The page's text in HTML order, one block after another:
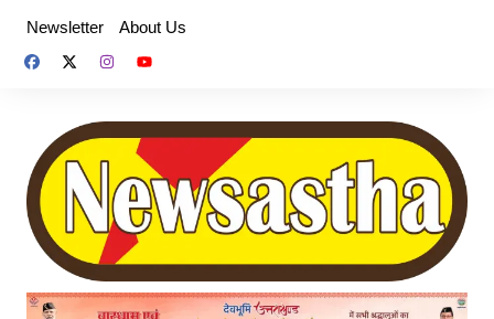
content
Newsletter About Us